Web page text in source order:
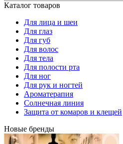
Каталог товаров
Для лица и шеи
Для глаз
Для губ
Для волос
Для тела
Для полости рта
Для ног
Для рук и ногтей
Ароматерапия
Солнечная линия
Защита от комаров и клещей
Новые бренды